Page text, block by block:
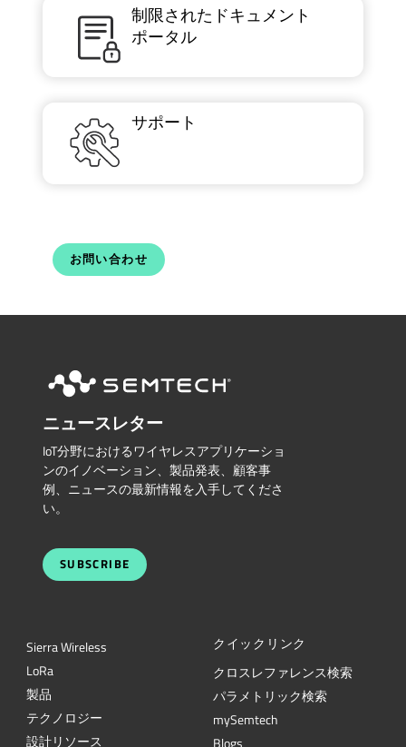
制限されたドキュメント
ポータル
サポート
お問い合わせ
ニュースレター
IoT分野におけるワイヤレスアプリケーショ
ンのイノベーション、製品発表、顧客事
例、ニュースの最新情報を入手してくださ
い。
SUBSCRIBE
Sierra Wireless
LoRa
製品
テクノロジー
設計リソース
クイックリンク
クロスレファレンス検索
パラメトリック検索
mySemtech